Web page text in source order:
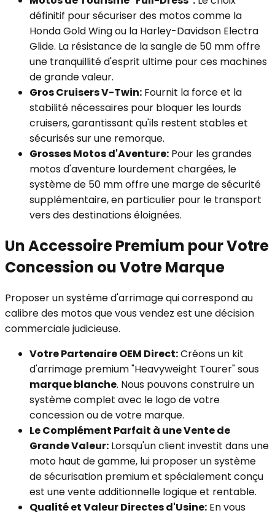
définitif pour sécuriser des motos comme la
Honda Gold Wing ou la Harley-Davidson Electra
Glide. La résistance de la sangle de 50 mm offre
une tranquillité d'esprit ultime pour ces machines
de grande valeur.
Gros Cruisers V-Twin: Fournit la force et la
stabilité nécessaires pour bloquer les lourds
cruisers, garantissant qu'ils restent stables et
sécurisés sur une remorque.
Grosses Motos d'Aventure: Pour les grandes
motos d'aventure lourdement chargées, le
système de 50 mm offre une marge de sécurité
supplémentaire, en particulier pour le transport
vers des destinations éloignées.
Un Accessoire Premium pour Votre
Concession ou Votre Marque
Proposer un système d'arrimage qui correspond au
calibre des motos que vous vendez est une décision
commerciale judicieuse.
Votre Partenaire OEM Direct:Créons un kit
d'arrimage premium "Heavyweight Tourer" sous
marque blanche. Nous pouvons construire un
système complet avec le logo de votre
concession ou de votre marque.
Le Complément Parfait à une Vente de
Grande Valeur: Lorsqu'un client investit dans une
moto haut de gamme, lui proposer un système
de sécurisation premium et spécialement conçu
est une vente additionnelle logique et rentable.
Qualité et Valeur Directes d'Usine: En vous